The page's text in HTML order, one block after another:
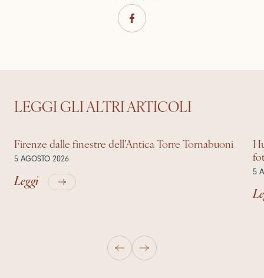
LEGGI GLI ALTRI ARTICOLI
Firenze dalle finestre dell’Antica Torre Tornabuoni
5 AGOSTO 2026
Leggi 5